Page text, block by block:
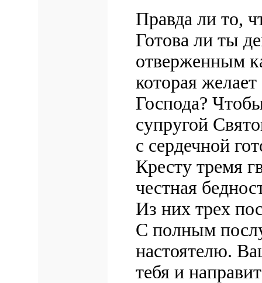
Правда ли то,
Готова ли ты
отверженным
которая
Господа?
супругой
с сердечной
Кресту тремя
честная
Из них трех
С полным
настоятелю.
тебя и